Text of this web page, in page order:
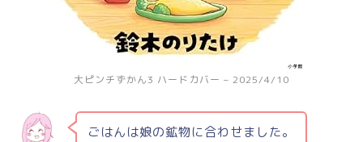
大ピンチずかん3 ハードカバー – 2025/4/10
ごはんは娘の鉱物に合わせました。